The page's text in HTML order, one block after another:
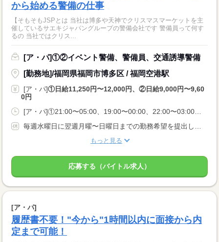
から始める警備の仕事
【そもそもJSPとは 当社は博多や天神でクリスマスマーケットを主
催しているサエキジャパングループの警備会社です 警備員って何す
るの 当社ではクリス...
[ア・パ]①②イベント警備、警備員、交通誘導警備
[勤務地]/福岡県福岡市博多区 / 福岡空港駅
[ア・パ]①日給11,250円〜12,000円、②日給9,000円〜9,60
0円
もっと見る
応募する（バイトル求人）
[ア・パ]
履歴書不要！"今から"1時間以内に面接から内
定まで可能！